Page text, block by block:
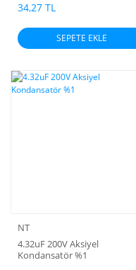
34,27 TL
SEPETE EKLE
NT
4.32uF 200V Aksiyel
Kondansatör %1